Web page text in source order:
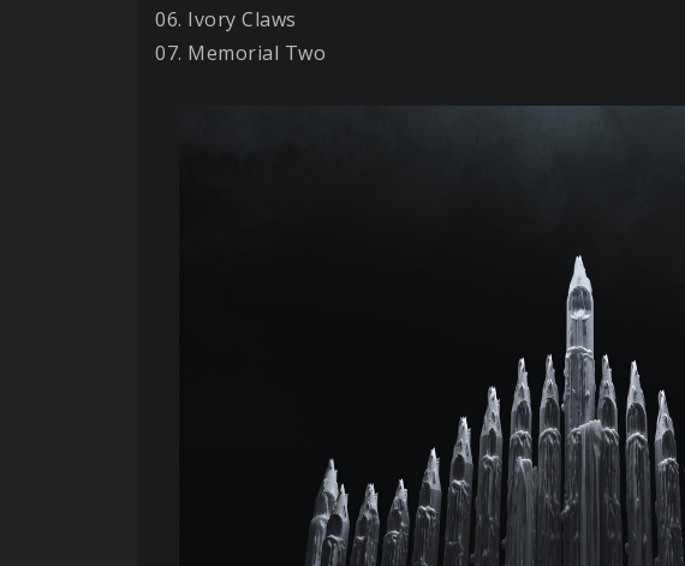
06. Ivory Claws
07. Memorial Two